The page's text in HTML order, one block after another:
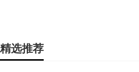
精选推荐